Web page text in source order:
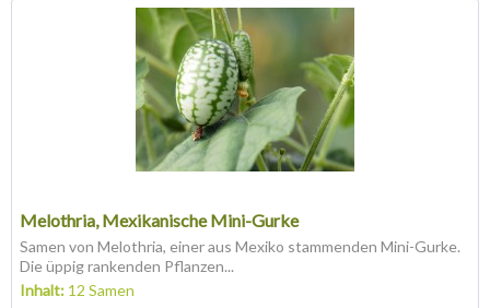
Melothria, Mexikanische Mini-Gurke
Samen von Melothria, einer aus Mexiko stammenden Mini-Gurke.
Die üppig rankenden Pflanzen...
Inhalt: 12 Samen